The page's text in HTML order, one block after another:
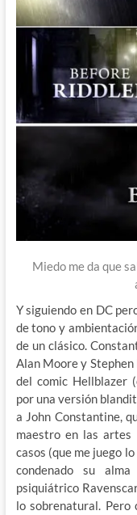
Miedo me da que
Y siguiendo en DC
de tono y
de un clásico.
Alan Moore y
del comic Hellblazer
por una versión
a John Constantine,
maestro en las artes
casos (que me juego
condenado su
psiquiátrico
lo sobrenatural. Pero